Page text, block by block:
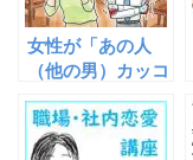
女性が「あの人
（他の男）カッコ
てきた時の正しい
反応や対応につい